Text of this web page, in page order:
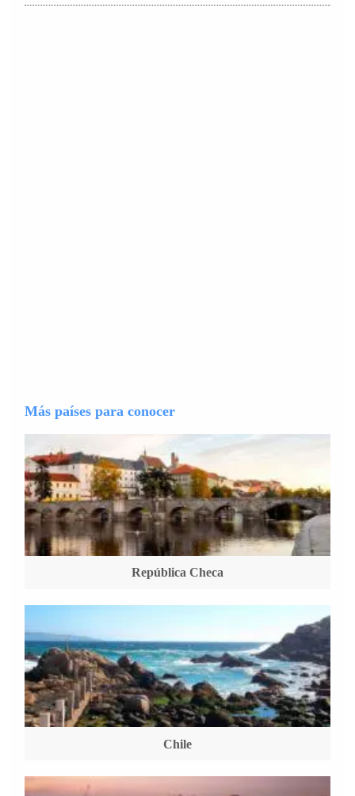
Más países para conocer
República Checa
Chile